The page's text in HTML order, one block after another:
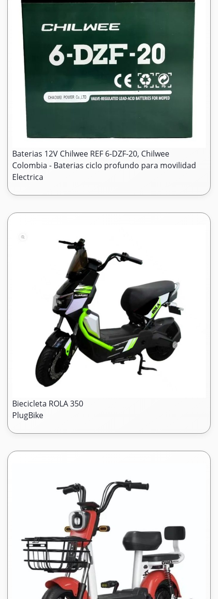
Baterias 12V Chilwee REF 6-DZF-20, Chilwee
Colombia - Baterias ciclo profundo para movilidad
Electrica
Biecicleta ROLA 350
PlugBike